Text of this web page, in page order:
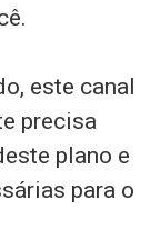
este canal
precisa
plano e
para o